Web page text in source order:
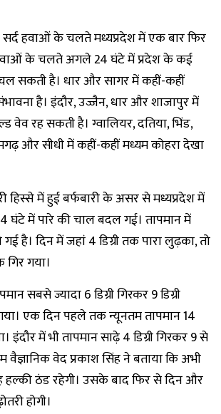
सर्द हवाओं के चलते मध्यप्रदेश में एक बार फिर
के चलते अगले 24 घंटे में प्रदेश के कई
सकती है। धार और सागर में कहीं-कहीं
है। इंदौर, उज्जैन, धार और शाजापुर में
वेव रह सकती है। ग्वालियर, दतिया, भिंड,
और सीधी में कहीं-कहीं मध्यम कोहरा देखा
में हुई बर्फबारी के असर से मध्यप्रदेश में
घंटे में पारे की चाल बदल गई। तापमान में
गई है। दिन में जहां 4 डिग्री तक पारा लुढ़का, तो
गिर गया।
सबसे ज्यादा 6 डिग्री गिरकर 9 डिग्री
एक दिन पहले तक न्यूनतम तापमान 14
इंदौर में भी तापमान साढ़े 4 डिग्री गिरकर 9 से
वेद प्रकाश सिंह ने बताया कि अभी
हल्की ठंड रहेगी। उसके बाद फिर से दिन और
होगी।